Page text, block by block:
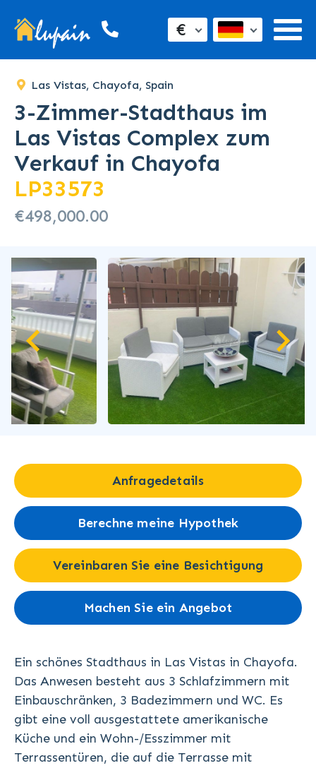
€
Las Vistas, Chayofa, Spain
3-Zimmer-Stadthaus im
Las Vistas Complex zum
Verkauf in Chayofa
LP33573
€498,000.00
SOLD
Anfragedetails
Berechne meine Hypothek
Vereinbaren Sie eine Besichtigung
Machen Sie ein Angebot
Ein schönes Stadthaus in Las Vistas in Chayofa.
Das Anwesen besteht aus 3 Schlafzimmern mit
Einbauschränken, 3 Badezimmern und WC. Es
gibt eine voll ausgestattete amerikanische
Küche und ein Wohn-/Esszimmer mit
Terrassentüren, die auf die Terrasse mit